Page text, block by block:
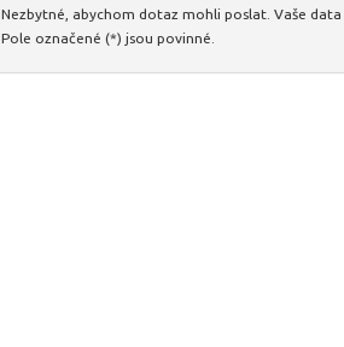
Nezbytné, abychom dotaz mohli poslat. Vaše data
Pole označené (*) jsou povinné.